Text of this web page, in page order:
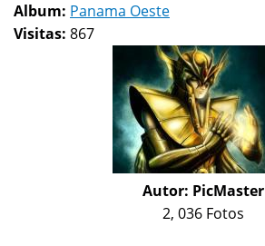
Album: Panama Oeste
Visitas: 867
Autor: PicMaster
2, 036 Fotos